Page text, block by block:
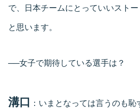
で、日本チームにとっていいスト
と思います。
──女子で期待している選手は？
溝口 ：いまとなっては言うのも